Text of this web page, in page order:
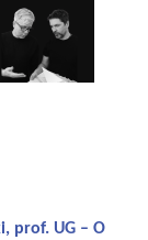
prof. UG – O